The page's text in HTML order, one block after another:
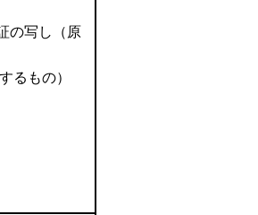
の写し（原
るもの）